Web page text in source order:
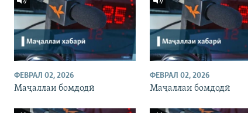
ФЕВРАЛ 02, 2026
Маҷаллаи бомдодӣ
ФЕВРАЛ 02, 2026
Маҷаллаи бомдодӣ